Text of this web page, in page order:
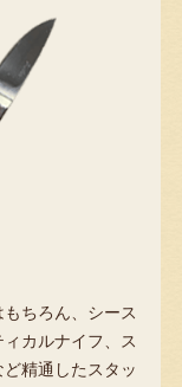
ちろん、シース
カルナイフ、ス
精通したスタッ